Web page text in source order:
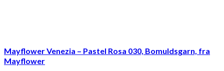
Mayflower Venezia – Pastel Rosa 030, Bomuldsgarn, fra
Mayflower